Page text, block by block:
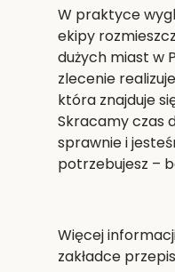
W praktyce
ekipy
dużych miast w
zlecenie
która znajduje
Skracamy czas
sprawnie i
potrzebujesz –
Więcej
zakładce